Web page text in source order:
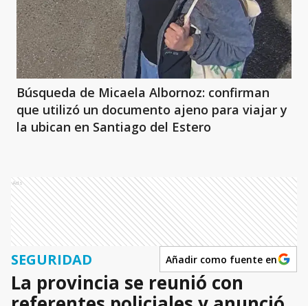
Búsqueda de Micaela Albornoz: confirman
que utilizó un documento ajeno para viajar y
la ubican en Santiago del Estero
Ads
SEGURIDAD Añadir como fuente en
La provincia se reunió con